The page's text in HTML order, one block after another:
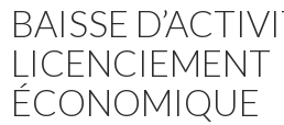
BAISSE
LICENCIEMENT
ÉCONOMIQUE